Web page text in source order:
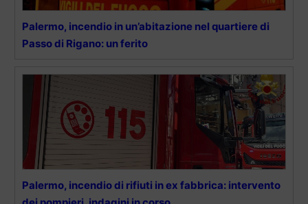
Palermo, incendio in un’abitazione nel quartiere di
Passo di Rigano: un ferito
Palermo, incendio di rifiuti in ex fabbrica: intervento